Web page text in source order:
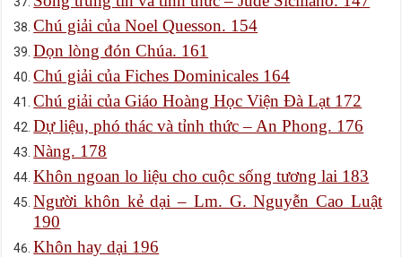
Chú giải của Noel Quesson. 154
Dọn lòng đón Chúa. 161
Chú giải của Fiches Dominicales 164
Chú giải của Giáo Hoàng Học Viện Đà Lạt 172
Dự liệu, phó thác và tỉnh thức – An Phong. 176
Nàng. 178
Khôn ngoan lo liệu cho cuộc sống tương lai 183
Người khôn kẻ dại – Lm. G. Nguyễn Cao Luật
190
Khôn hay dại 196